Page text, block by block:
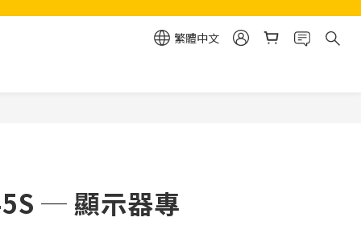
繁體中文
─ 顯示器專